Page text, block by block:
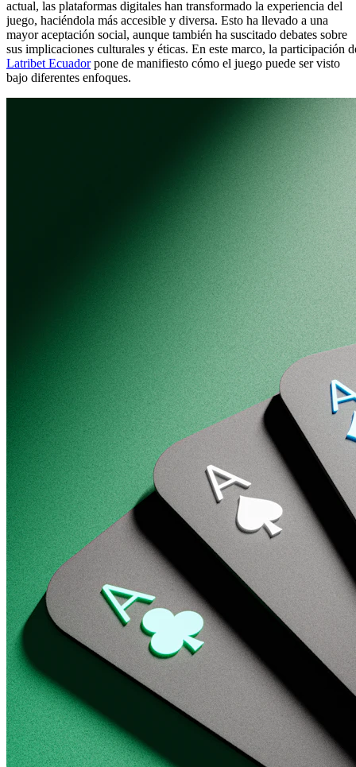
actual, las plataformas digitales han transformado la experiencia del
juego, haciéndola más accesible y diversa. Esto ha llevado a una
mayor aceptación social, aunque también ha suscitado debates sobre
sus implicaciones culturales y éticas. En este marco, la participación
Latribet Ecuadorpone de manifiesto cómo el juego puede ser visto
bajo diferentes enfoques.